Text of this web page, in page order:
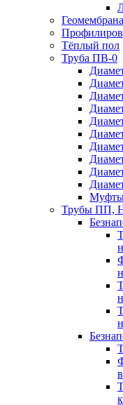
Геомембрана
Тёплый пол
Труба ПВ-0
Муфты
Трубы ПП,